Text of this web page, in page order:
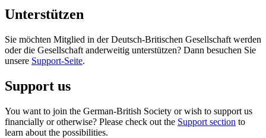
Unterstützen
Sie möchten Mitglied in der Deutsch-Britischen Gesellschaft werden
oder die Gesellschaft anderweitig unterstützen? Dann besuchen Sie
unsere Support-Seite.
Support us
You want to join the German-British Society or wish to support us
financially or otherwise? Please check out the Support section to
learn about the possibilities.